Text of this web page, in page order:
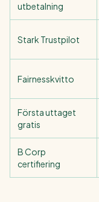
utbetalning
Stark Trustpilot
Fairnesskvitto
Första uttaget
gratis
B Corp
certifiering